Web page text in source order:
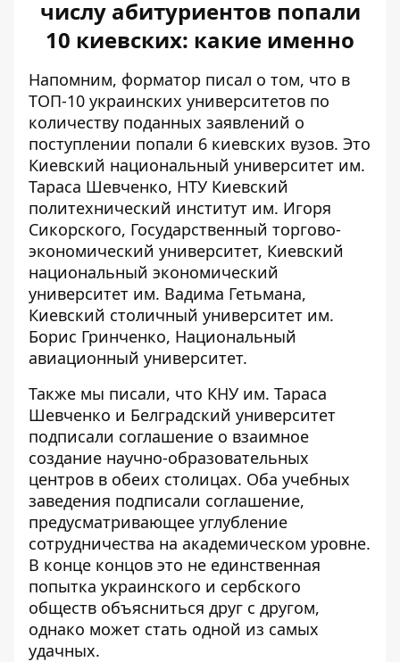
числу абитуриентов попали
10 киевских: какие именно
Напомним, форматор писал о том, что в
ТОП-10 украинских университетов по
количеству поданных заявлений о
поступлении попали 6 киевских вузов. Это
Киевский национальный университет им.
Тараса Шевченко, НТУ Киевский
политехнический институт им. Игоря
Сикорского, Государственный торгово-
экономический университет, Киевский
национальный экономический
университет им. Вадима Гетьмана,
Киевский столичный университет им.
Борис Гринченко, Национальный
авиационный университет.
Также мы писали, что КНУ им. Тараса
Шевченко и Белградский университет
подписали соглашение о взаимное
создание научно-образовательных
центров в обеих столицах. Оба учебных
заведения подписали соглашение,
предусматривающее углубление
сотрудничества на академическом уровне.
В конце концов это не единственная
попытка украинского и сербского
обществ объясниться друг с другом,
однако может стать одной из самых
удачных.